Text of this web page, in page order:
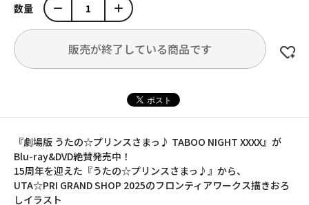
数量
販売が終了している商品です
『劇場版 うたの☆プリンスさまっ♪ TABOO NIGHT XXXX』が
Blu-ray&DVD絶賛発売中！
15周年を迎えた『うたの☆プリンスさまっ♪』から、
UTA☆PRI GRAND SHOP 2025のフロンティアワークス描きおろ
しイラスト